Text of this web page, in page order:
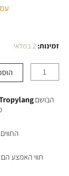
זמינות:2 במלאי
כמות
Tropylang
הבושםTropylang
תווי האמצע